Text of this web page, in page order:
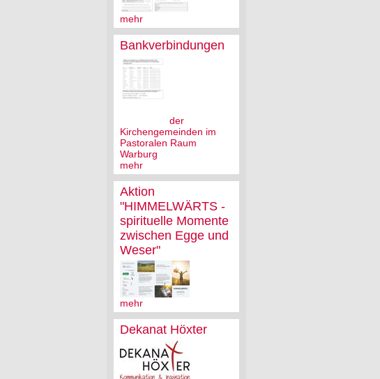
mehr
Bankverbindungen
der
Kirchengemeinden im
Pastoralen Raum
Warburg
mehr
Aktion
"HIMMELWÄRTS -
spirituelle Momente
zwischen Egge und
Weser"
mehr
Dekanat Höxter